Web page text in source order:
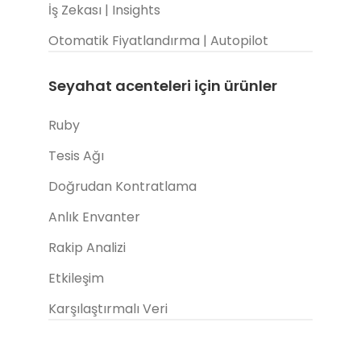
İş Zekası | Insights
Otomatik Fiyatlandırma | Autopilot
Seyahat acenteleri için ürünler
Ruby
Tesis Ağı
Doğrudan Kontratlama
Anlık Envanter
Rakip Analizi
Etkileşim
Karşılaştırmalı Veri